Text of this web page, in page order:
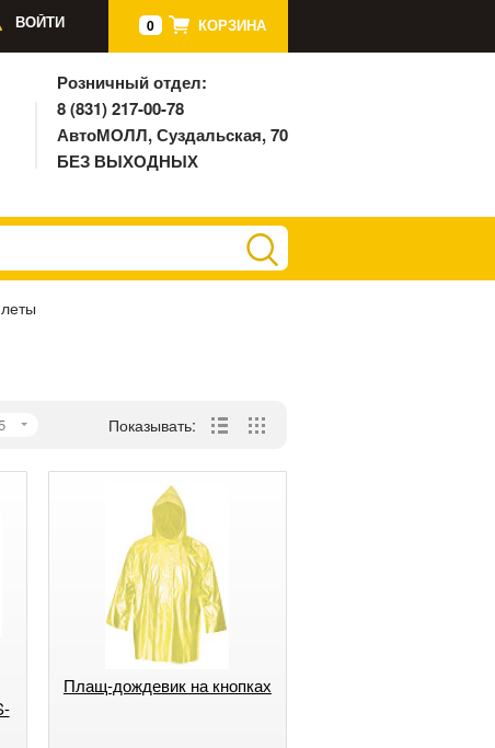
0 КОРЗИНА
ВОЙТИ
Розничный отдел:
8 (831) 217-00-78
АвтоМОЛЛ, Суздальская, 70
БЕЗ ВЫХОДНЫХ
Показывать:
Плащ-дождевик на кнопках